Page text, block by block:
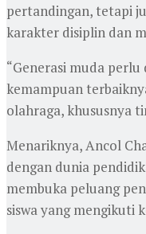
pertandingan, tetapi
karakter disiplin dan
“Generasi muda
kemampuan
olahraga, khususnya
Menariknya, Ancol
dengan dunia
membuka peluang
siswa yang mengikuti